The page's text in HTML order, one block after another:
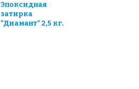
Эпоксидная
затирка
"Диамант" 2,5 кг.